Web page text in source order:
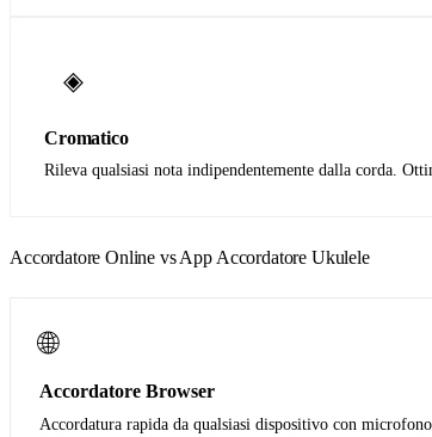
◈
Cromatico
Rileva qualsiasi nota indipendentemente dalla corda.
Accordatore Online vs App Accordatore Ukulele
🌐
Accordatore Browser
Accordatura rapida da qualsiasi dispositivo con